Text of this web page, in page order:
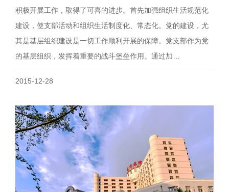
积极开展工作，取得了可喜的进步。首先加强组织生活规范化
建设，使支部活动和组织生活制度化、常态化。党的建设，尤
其是基层组织建设是一切工作顺利开展的保障。党支部作为党
的基层组织，发挥着重要的战斗堡垒作用。通过加…
2015-12-28